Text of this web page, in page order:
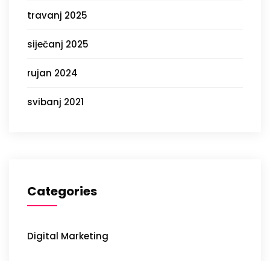
travanj 2025
siječanj 2025
rujan 2024
svibanj 2021
Categories
Digital Marketing